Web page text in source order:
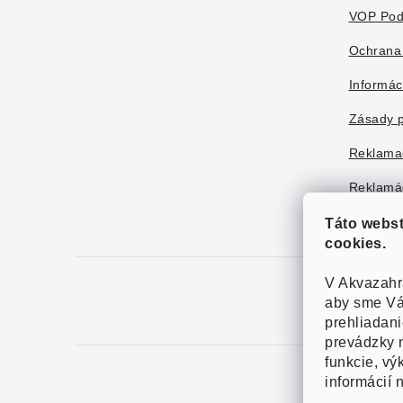
Táto
cookies.
V
aby sme
prevádzky
funkcie,
informácií
VOP
Zásady